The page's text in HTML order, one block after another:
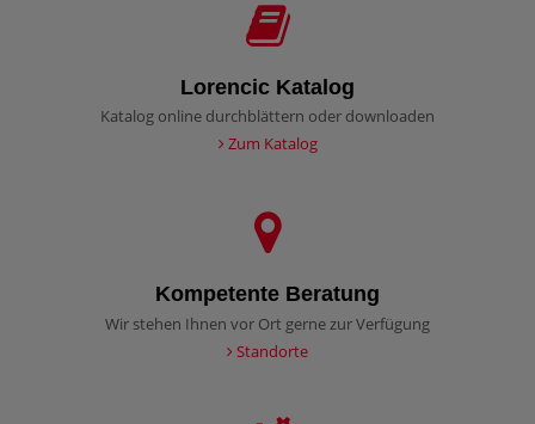
Lorencic Katalog
Katalog online durchblättern oder downloaden
Zum Katalog
Kompetente Beratung
Wir stehen Ihnen vor Ort gerne zur Verfügung
Standorte